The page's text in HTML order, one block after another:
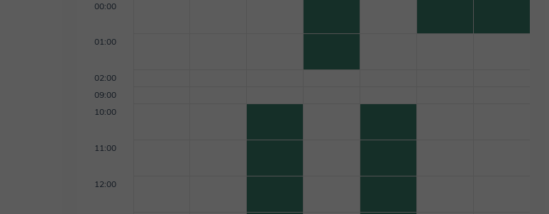
00:00
01:00
02:00
09:00
10:00
11:00
12:00